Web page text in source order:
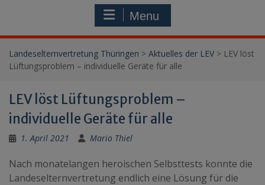
Menu
Landeselternvertretung Thüringen > Aktuelles der LEV > LEV löst
Lüftungsproblem – individuelle Geräte für alle
LEV löst Lüftungsproblem –
individuelle Geräte für alle
1. April 2021 Mario Thiel
Nach monatelangen heroischen Selbsttests konnte die
Landeselternvertretung endlich eine Lösung für die